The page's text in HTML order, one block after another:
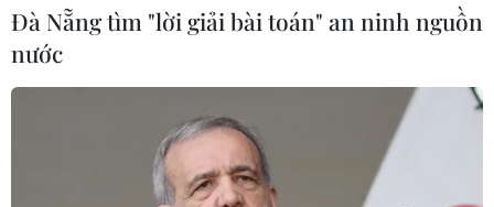
VIB ra mắt One Card, mở ra bước
tiến mới về thẻ tín dụng
Doanh thu của Apple tại Ấn Độ lần
Đà Nẵng tìm "lời giải bài toán" an ninh nguồn
nước